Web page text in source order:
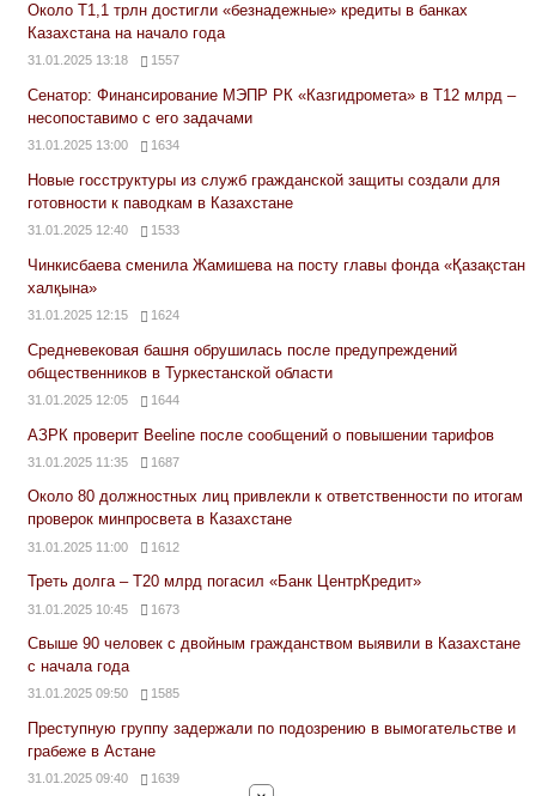
Около Т1,1 трлн достигли «безнадежные» кредиты в банках
Казахстана на начало года
31.01.2025 13:18 1557
Сенатор: Финансирование МЭПР РК «Казгидромета» в Т12 млрд –
несопоставимо с его задачами
31.01.2025 13:00 1634
Новые госструктуры из служб гражданской защиты создали для
готовности к паводкам в Казахстане
31.01.2025 12:40 1533
Чинкисбаева сменила Жамишева на посту главы фонда «Қазақстан
халқына»
31.01.2025 12:15 1624
Средневековая башня обрушилась после предупреждений
общественников в Туркестанской области
31.01.2025 12:05 1644
АЗРК проверит Beeline после сообщений о повышении тарифов
31.01.2025 11:35 1687
Около 80 должностных лиц привлекли к ответственности по итогам
проверок минпросвета в Казахстане
31.01.2025 11:00 1612
Треть долга – Т20 млрд погасил «Банк ЦентрКредит»
31.01.2025 10:45 1673
Свыше 90 человек с двойным гражданством выявили в Казахстане
с начала года
31.01.2025 09:50 1585
Преступную группу задержали по подозрению в вымогательстве и
грабеже в Астане
31.01.2025 09:40 1639